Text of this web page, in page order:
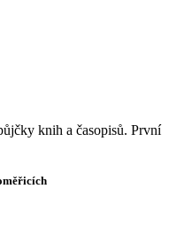
knih a časopisů. První